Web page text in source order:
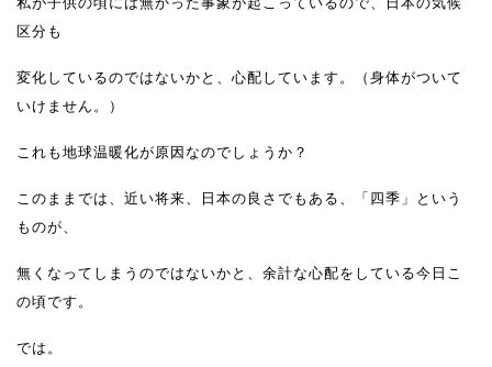
区分も
変化しているのではないかと、心配しています。（身体がついて
いけません。）
これも地球温暖化が原因なのでしょうか？
このままでは、近い将来、日本の良さでもある、「四季」という
ものが、
無くなってしまうのではないかと、余計な心配をしている今日こ
の頃です。
では。